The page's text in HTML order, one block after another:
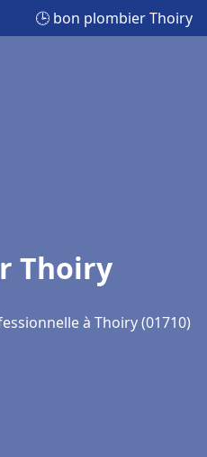
🕒 bon plombier Thoiry
Thoiry
à Thoiry (01710)